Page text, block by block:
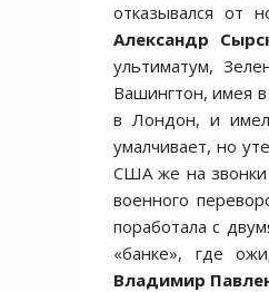
отказывался от
Александр
ультиматум,
Вашингтон, имея
в Лондон, и
умалчивает, но
США же на звонки
военного
поработала с
«банке», где
Владимир